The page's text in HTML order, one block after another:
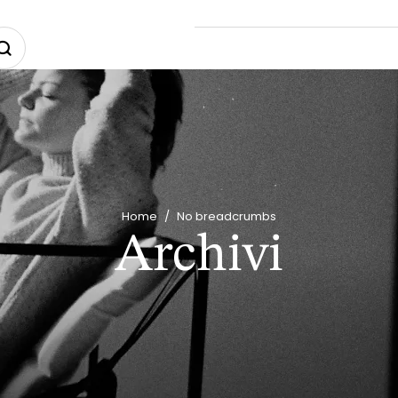
Home / No breadcrumbs
Archivi